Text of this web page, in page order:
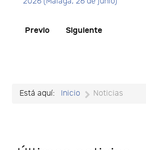
Previo Siguiente
Está aquí: Inicio Noticias